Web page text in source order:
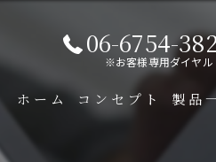
06-6754-
※お客様専用ダイヤル
ホーム コンセプト 製品